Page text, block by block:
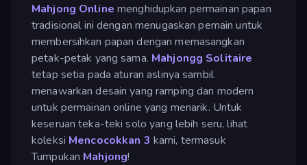
Mahjong Online menghidupkan permainan papan
tradisional ini dengan menugaskan pemain untuk
membersihkan papan dengan memasangkan
petak-petak yang sama. Mahjongg Solitaire
tetap setia pada aturan aslinya sambil
menawarkan desain yang ramping dan modern
untuk permainan online yang menarik. Untuk
keseruan teka-teki solo yang lebih seru, lihat
koleksi Mencocokkan 3 kami, termasuk
Tumpukan Mahjong!